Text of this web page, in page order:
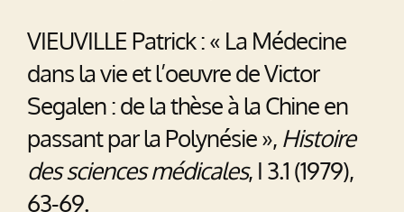
VIEUVILLE Patrick : « La Médecine
dans la vie et l’oeuvre de Victor
Segalen : de la thèse à la Chine en
passant par la Polynésie », Histoire
des sciences médicales, I 3.1 (1979),
63-69.